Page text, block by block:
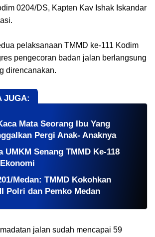
0204/DS, Kapten Kav Ishak Iskandar
pelaksanaan TMMD ke-111 Kodim
pengecoran badan jalan berlangsung
direncanakan.
JUGA:
Mata Seorang Ibu Yang
Pergi Anak- Anaknya
UMKM Senang TMMD Ke-118
Medan: TMMD Kokohkan
Polri dan Pemko Medan
jalan sudah mencapai 59